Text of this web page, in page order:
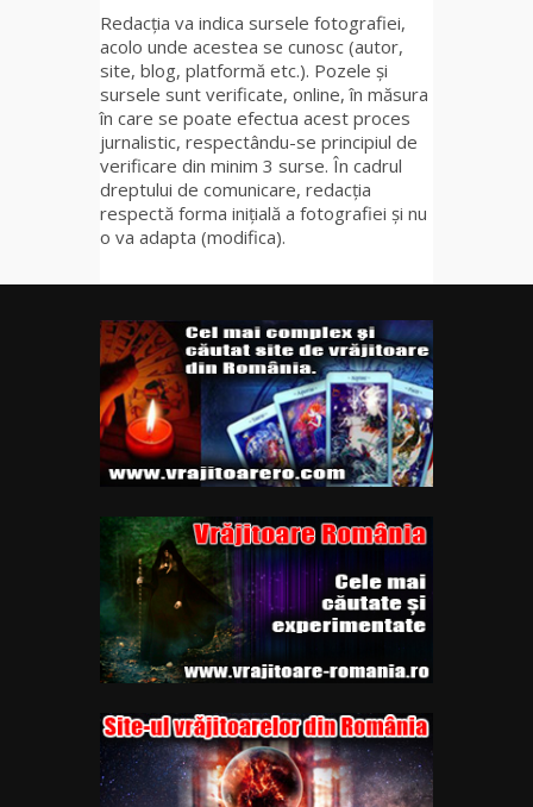
Redacția va indica sursele fotografiei,
acolo unde acestea se cunosc (autor,
site, blog, platformă etc.). Pozele și
sursele sunt verificate, online, în măsura
în care se poate efectua acest proces
jurnalistic, respectându-se principiul de
verificare din minim 3 surse. În cadrul
dreptului de comunicare, redacția
respectă forma inițială a fotografiei și nu
o va adapta (modifica).